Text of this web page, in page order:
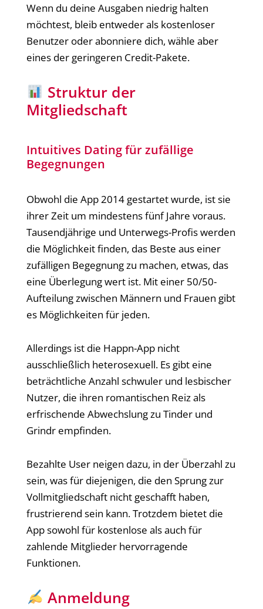
Wenn du deine Ausgaben niedrig halten
möchtest, bleib entweder als kostenloser
Benutzer oder abonniere dich, wähle aber
eines der geringeren Credit-Pakete.
Struktur der
Mitgliedschaft
Intuitives Dating für zufällige
Begegnungen
Obwohl die App 2014 gestartet wurde, ist sie
ihrer Zeit um mindestens fünf Jahre voraus.
Tausendjährige und Unterwegs-Profis werden
die Möglichkeit finden, das Beste aus einer
zufälligen Begegnung zu machen, etwas, das
eine Überlegung wert ist. Mit einer 50/50-
Aufteilung zwischen Männern und Frauen gibt
es Möglichkeiten für jeden.
Allerdings ist die Happn-App nicht
ausschließlich heterosexuell. Es gibt eine
beträchtliche Anzahl schwuler und lesbischer
Nutzer, die ihren romantischen Reiz als
erfrischende Abwechslung zu Tinder und
Grindr empfinden.
Bezahlte User neigen dazu, in der Überzahl zu
sein, was für diejenigen, die den Sprung zur
Vollmitgliedschaft nicht geschafft haben,
frustrierend sein kann. Trotzdem bietet die
App sowohl für kostenlose als auch für
zahlende Mitglieder hervorragende
Funktionen.
Anmeldung